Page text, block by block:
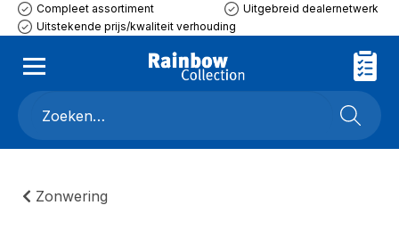
Compleet assortiment
Uitgebreid dealernetwerk
Uitstekende prijs/kwaliteit verhouding
Zonwering